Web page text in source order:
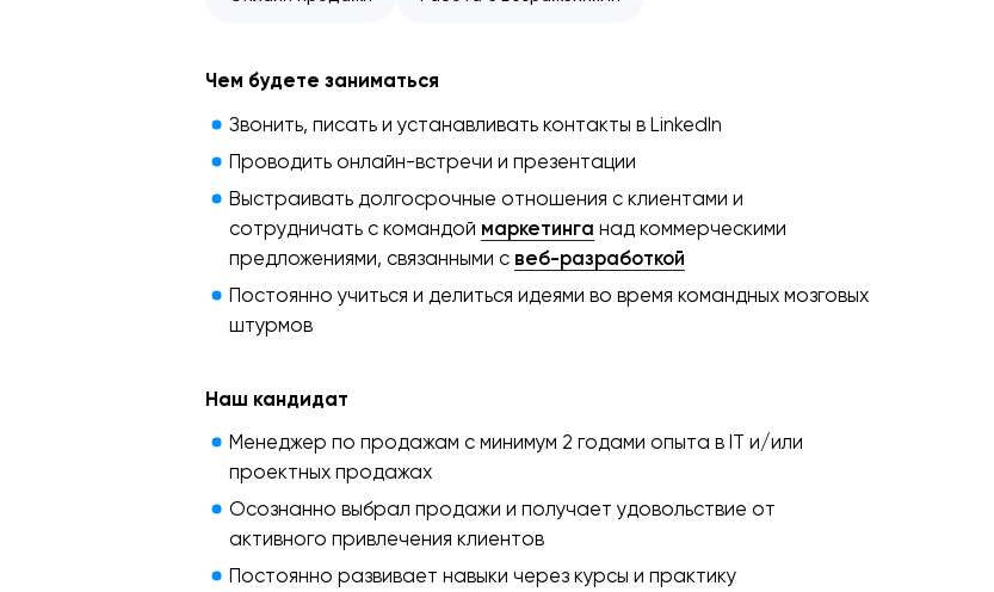
Чем будете заниматься
Звонить, писать и устанавливать контакты в LinkedIn
Проводить онлайн-встречи и презентации
Выстраивать долгосрочные отношения с клиентами и
сотрудничать с командой маркетинга над коммерческими
предложениями, связанными с веб-разработкой
Постоянно учиться и делиться идеями во время командных мозговых
штурмов
Наш кандидат
Менеджер по продажам с минимум 2 годами опыта в IT и/или
проектных продажах
Осознанно выбрал продажи и получает удовольствие от
активного привлечения клиентов
Постоянно развивает навыки через курсы и практику